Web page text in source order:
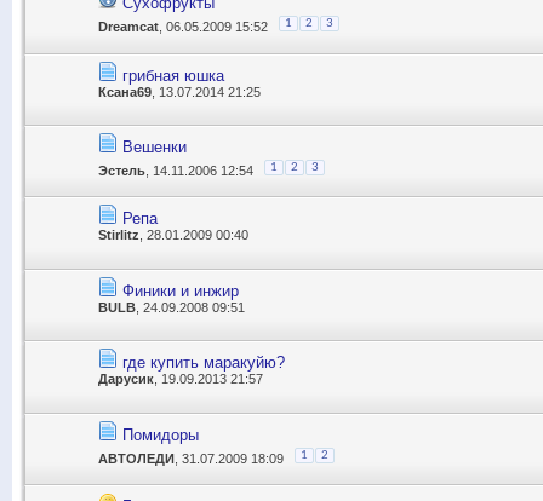
Dreamcat , 06.05.2009 15:52 1 2 3
грибная юшка
Ксана69 , 13.07.2014 21:25
Вешенки
Эстель , 14.11.2006 12:54 1 2 3
Репа
Stirlitz, 28.01.2009 00:40
Финики и инжир
BULB , 24.09.2008 09:51
где купить маракуйю?
Дарусик, 19.09.2013 21:57
Помидоры
АВТОЛЕДИ , 31.07.2009 18:09 1 2